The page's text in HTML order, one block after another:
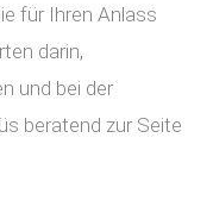
für Ihren Anlass
darin,
und bei der
beratend zur Seite